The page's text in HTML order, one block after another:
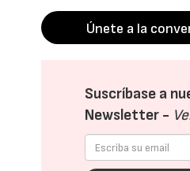
Únete a la
Suscríbase a
Newsletter -